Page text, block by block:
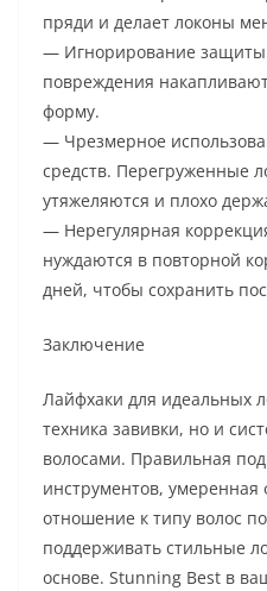
пряди и делает локоны
— Игнорирование
повреждения
форму.
— Чрезмерное
средств. Перегруженные
утяжеляются и плохо
— Нерегулярная
нуждаются в повторной
дней, чтобы сохранить
Заключение
Лайфхаки для идеальных
техника завивки, но и
волосами. Правильная
инструментов,
отношение к типу волос
поддерживать стильные
основе. Stunning Best в